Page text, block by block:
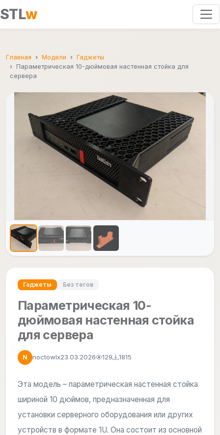
STLw
Главная Модели
Гаджеты
Параметрическая 10-дюймовая настенная стойка для
сервера
Гаджеты Без тегов
Параметрическая 10-
дюймовая настенная стойка
для сервера
N noctowlx23.03.2026 129 1815
Эта модель – параметрическая настенная стойка
шириной 10 дюймов, предназначенная для
установки серверного оборудования или других
устройств в формате 1U. Она состоит из основной